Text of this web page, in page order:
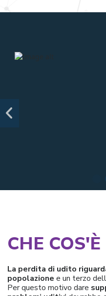
CHE
La perdita di udito
popolazione e un terzo
Per questo motivo dare